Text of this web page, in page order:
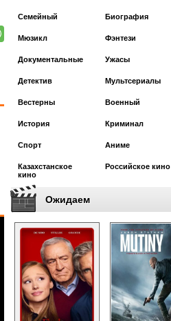
Cемейный Биография
Мюзикл Фэнтези
Документальные Ужасы
Детектив Мультсериалы
Вестерны Военный
История Криминал
Спорт Аниме
Казахстанское
кино
Российское кино
Ожидаем